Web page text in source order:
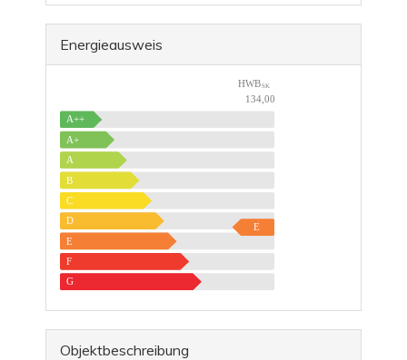
Energieausweis
HWB SK
134,00
A++
A+
A
B
C
D
E
F
G
E
Objekt­beschreibung